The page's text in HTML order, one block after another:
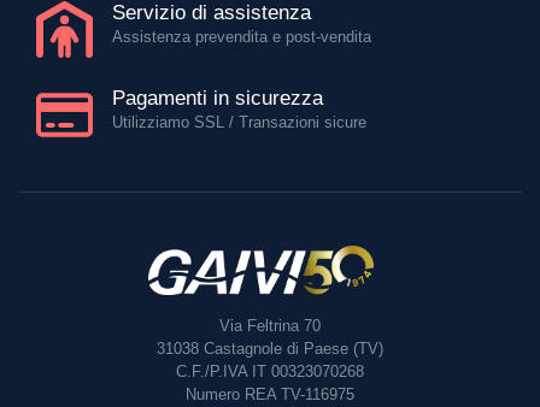
Servizio di assistenza
Assistenza prevendita e post-vendita
Pagamenti in sicurezza
Utilizziamo SSL / Transazioni sicure
Via Feltrina 70
31038 Castagnole di Paese (TV)
C.F./P.IVA IT 00323070268
Numero REA TV-116975